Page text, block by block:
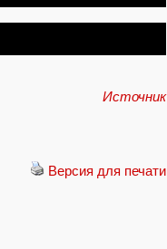
Источник
Версия для печати